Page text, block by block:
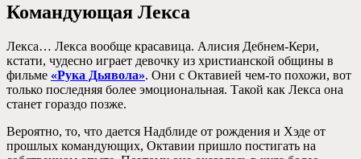
Командующая Лекса
Лекса… Лекса вообще красавица. Алисия Дебнем-Кери,
кстати, чудесно играет девочку из христианской общины в
фильме «Рука Дьявола». Они с Октавией чем-то похожи, вот
только последняя более эмоциональная. Такой как Лекса она
станет гораздо позже.
Вероятно, то, что дается Надблиде от рождения и Хэде от
прошлых командующих, Октавии пришло постигать на